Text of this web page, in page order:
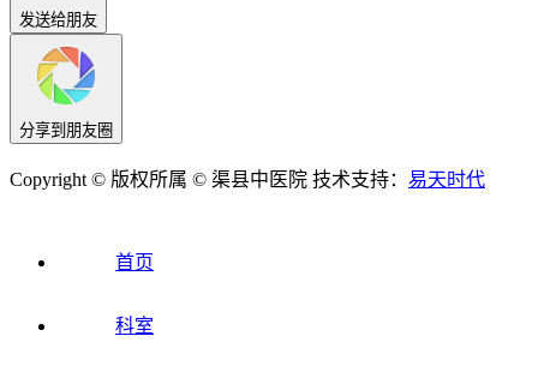
发送给朋友
分享到朋友圈
Copyright © 版权所属 © 渠县中医院 技术支持： 易天时代
首页
科室